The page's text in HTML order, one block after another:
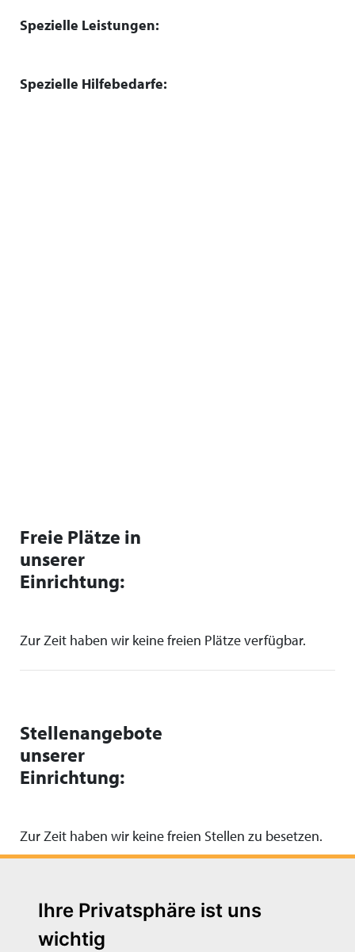
Ihre Privatsphäre ist uns
wichtig
Spezielle Leistungen:
Spezielle Hilfebedarfe:
Freie Plätze in
unserer
Einrichtung:
Zur Zeit haben wir keine freien Plätze verfügbar.
Stellenangebote
unserer
Einrichtung:
Zur Zeit haben wir keine freien Stellen zu besetzen.